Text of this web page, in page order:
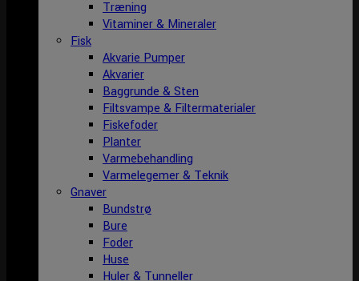
Træning
Vitaminer & Mineraler
Fisk
Akvarie Pumper
Akvarier
Baggrunde & Sten
Filtsvampe & Filtermaterialer
Fiskefoder
Planter
Varmebehandling
Varmelegemer & Teknik
Gnaver
Bundstrø
Bure
Foder
Huse
Huler & Tunneller